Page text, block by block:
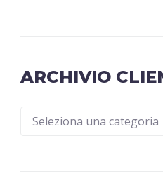
ARCHIVIO